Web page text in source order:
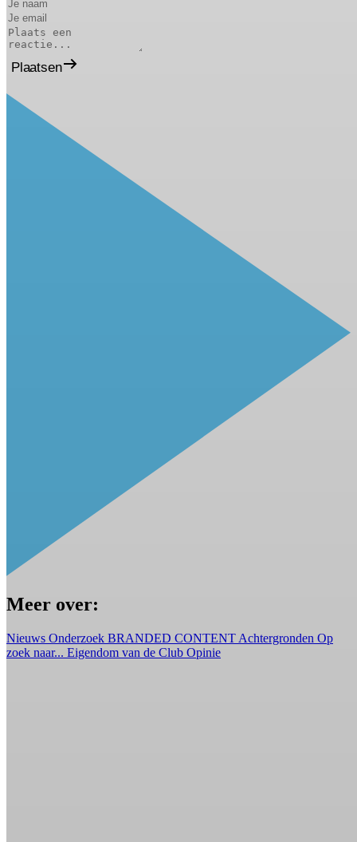
Plaatsen
Meer over:
Nieuws Onderzoek BRANDED CONTENT Achtergronden Op
zoek naar... Eigendom van de Club Opinie